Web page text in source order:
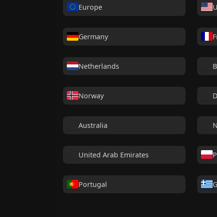
Europe
Germany
Netherlands
Norway
Australia
United Arab Emirates
Portugal